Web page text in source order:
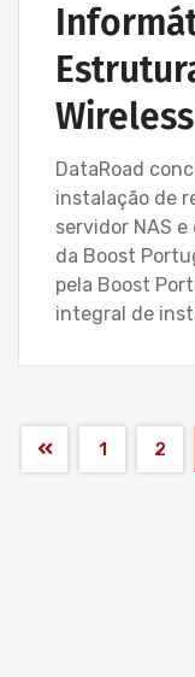
DataRoad
instalação de
servidor NAS
da Boost
pela Boost
integral de
1 2